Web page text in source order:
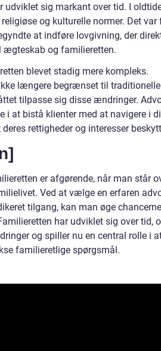
sig markant over tid. I
og kulturelle normer. Det var
at indføre lovgivning, der
ægteskab og familieretten.
blevet stadig mere kompleks.
længere begrænset til traditionelle
tilpasse sig disse ændringer.
i at bistå klienter med at navigere i
rettigheder og interesser
er afgørende, når man står
Ved at vælge en erfaren
tilgang, kan man øge
har udviklet sig over tid,
og spiller nu en central rolle i
familieretlige spørgsmål.